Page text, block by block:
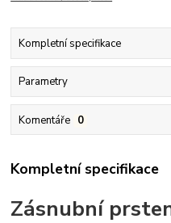
Kompletní specifikace
Parametry
Komentáře 0
Kompletní specifikace
Zásnubní